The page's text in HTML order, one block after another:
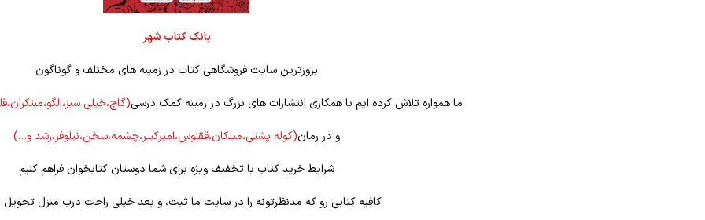
بانک کتاب شهر
بروزترین سایت فروشگاهی کتاب در زمینه های مختلف و گوناگون
ما همواره تلاش کرده ایم با همکاری انتشارات های بزرگ در زمینه کمک درسی(گاج،خیلی
و در رمان(کوله پشتی،میلکان،ققنوس،امیرکبیر،چشمه،سخن،نیلوفر،رشد و…)
شرایط خرید کتاب با تخفیف ویژه برای شما دوستان کتابخوان فراهم کنیم
کافیه کتابی رو که مدنظرتونه را در سایت ما ثبت، و بعد خیلی راحت درب منزل تحویل